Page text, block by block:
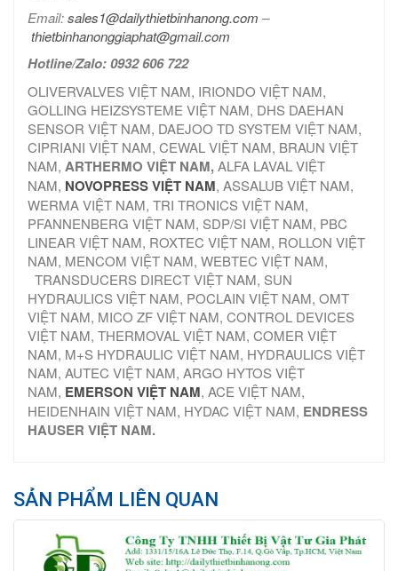
Email:sales1@dailythietbinhanong.com –
thietbinhanonggiaphat@gmail.com
Hotline/Zalo: 0932 606 722
OLIVERVALVES VIỆT NAM, IRIONDO VIỆT NAM,
GOLLING HEIZSYSTEME VIỆT NAM, DHS DAEHAN
SENSOR VIỆT NAM, DAEJOO TD SYSTEM VIỆT NAM,
CIPRIANI VIỆT NAM, CEWAL VIỆT NAM, BRAUN VIỆT
NAM, ARTHERMO VIỆT NAM,ALFA LAVAL VIỆT
NAM, NOVOPRESS VIỆT NAM, ASSALUB VIỆT NAM,
WERMA VIỆT NAM, TRI TRONICS VIỆT NAM,
PFANNENBERG VIỆT NAM, SDP/SI VIỆT NAM, PBC
LINEAR VIỆT NAM, ROXTEC VIỆT NAM, ROLLON VIỆT
NAM, MENCOM VIỆT NAM, WEBTEC VIỆT NAM,
TRANSDUCERS DIRECT VIỆT NAM, SUN
HYDRAULICS VIỆT NAM, POCLAIN VIỆT NAM, OMT
VIỆT NAM, MICO ZF VIỆT NAM, CONTROL DEVICES
VIỆT NAM, THERMOVAL VIỆT NAM, COMER VIỆT
NAM, M+S HYDRAULIC VIỆT NAM, HYDRAULICS VIỆT
NAM, AUTEC VIỆT NAM, ARGO HYTOS VIỆT
NAM, EMERSON VIỆT NAM, ACE VIỆT NAM,
HEIDENHAIN VIỆT NAM, HYDAC VIỆT NAM, ENDRESS
HAUSER VIỆT NAM.
SẢN PHẨM LIÊN QUAN